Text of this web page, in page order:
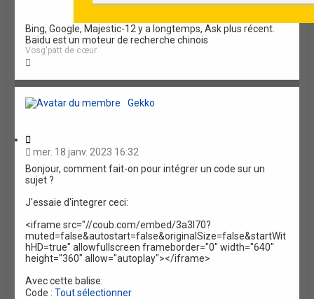
Bing, Google, Majestic-12 y a longtemps, Ask plus récent.
Baidu est un moteur de recherche chinois
Vosg'patt de cœur
u
Gekko
C
a
t
o
mer. 18 janv. 2023 16:32
Bonjour, comment fait-on pour intégrer un code sur un
sujet ?
J'essaie d'integrer ceci:
<iframe src="//coub.com/embed/3a3l70?
muted=false&autostart=false&originalSize=false&startWit
hHD=true" allowfullscreen frameborder="0" width="640"
height="360" allow="autoplay"></iframe>
Avec cette balise:
Code :Tout sélectionner